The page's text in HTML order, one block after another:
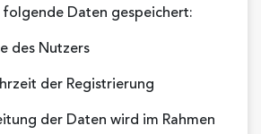
Daten gespeichert:
des Nutzers
der Registrierung
der Daten wird im Rahmen